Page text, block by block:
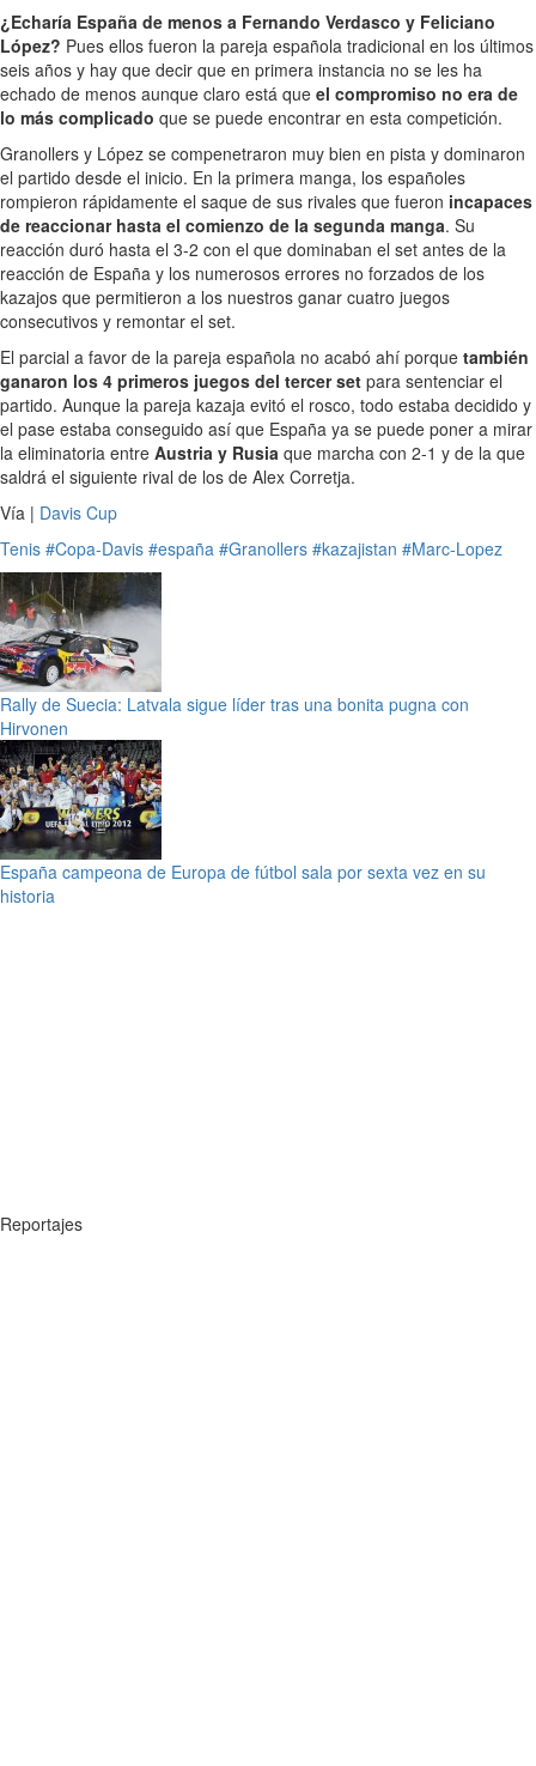
¿Echaría España de menos a Fernando Verdasco y Feliciano
López? Pues ellos fueron la pareja española tradicional en los últimos
seis años y hay que decir que en primera instancia no se les ha
echado de menos aunque claro está que el compromiso no era de
lo más complicado que se puede encontrar en esta competición.
Granollers y López se compenetraron muy bien en pista y dominaron
el partido desde el inicio. En la primera manga, los españoles
rompieron rápidamente el saque de sus rivales que fueron incapaces
de reaccionar hasta el comienzo de la segunda manga. Su
reacción duró hasta el 3-2 con el que dominaban el set antes de la
reacción de España y los numerosos errores no forzados de los
kazajos que permitieron a los nuestros ganar cuatro juegos
consecutivos y remontar el set.
El parcial a favor de la pareja española no acabó ahí porque también
ganaron los 4 primeros juegos del tercer set para sentenciar el
partido. Aunque la pareja kazaja evitó el rosco, todo estaba decidido y
el pase estaba conseguido así que España ya se puede poner a mirar
la eliminatoria entre Austria y Rusia que marcha con 2-1 y de la que
saldrá el siguiente rival de los de Alex Corretja.
Vía | Davis Cup
Tenis #Copa-Davis #españa #Granollers #kazajistan #Marc-Lopez
Rally de Suecia: Latvala sigue líder tras una bonita pugna con
Hirvonen
España campeona de Europa de fútbol sala por sexta vez en su
historia
Reportajes